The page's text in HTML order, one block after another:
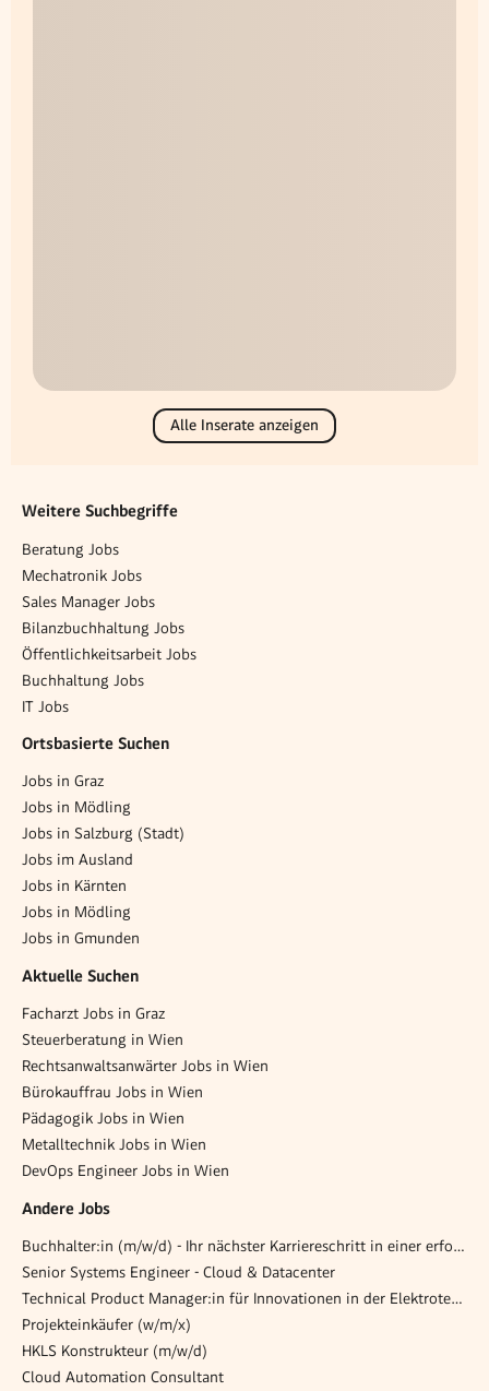
Alle Inserate anzeigen
Weitere Suchbegriffe
Beratung Jobs
Mechatronik Jobs
Sales Manager Jobs
Bilanzbuchhaltung Jobs
Öffentlichkeitsarbeit Jobs
Buchhaltung Jobs
IT Jobs
Ortsbasierte Suchen
Jobs in Graz
Jobs in Mödling
Jobs in Salzburg (Stadt)
Jobs im Ausland
Jobs in Kärnten
Jobs in Mödling
Jobs in Gmunden
Aktuelle Suchen
Facharzt Jobs in Graz
Steuerberatung in Wien
Rechtsanwaltsanwärter Jobs in Wien
Bürokauffrau Jobs in Wien
Pädagogik Jobs in Wien
Metalltechnik Jobs in Wien
DevOps Engineer Jobs in Wien
Andere Jobs
Buchhalter:in (m/w/d) - Ihr nächster Karriereschritt in einer erfolgreichen Steuerberatungskanzlei!
Senior Systems Engineer - Cloud & Datacenter
Technical Product Manager:in für Innovationen in der Elektrotechnik (m/w/d)
Projekteinkäufer (w/m/x)
HKLS Konstrukteur (m/w/d)
Cloud Automation Consultant